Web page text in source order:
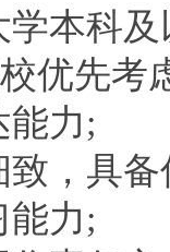
学本科
优先考
能力;
致，具
能力;